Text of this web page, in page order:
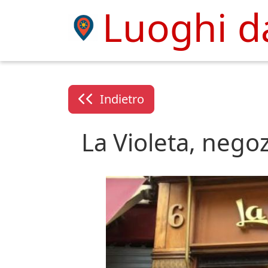
Luoghi
Indietro
La Violeta,